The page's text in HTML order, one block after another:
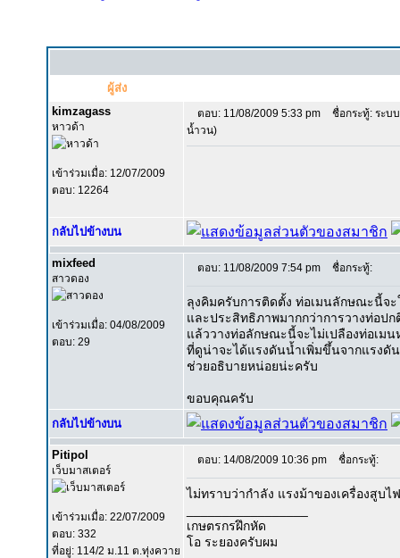
ผู้ส่ง
kimzagass
หาวด้า
เข้าร่วมเมื่อ: 12/07/2009
ตอบ: 12264
ตอบ: 11/08/2009 5:33 pm
ชื่อกระทู้: ระบ
น้ำวน)
กลับไปข้างบน
mixfeed
สาวดอง
เข้าร่วมเมื่อ: 04/08/2009
ตอบ: 29
ตอบ: 11/08/2009 7:54 pm ชื่อกระทู้:
ลุงคิมครับการติดตั้ง ท่อเมนลักษณะนี้จ
และประสิทธิภาพมากกว่าการวางท่อปก
แล้ววางท่อลักษณะนี้จะไม่เปลืองท่อเมน
ที่ดูน่าจะได้แรงดันน้ำเพิ่มขึ้นจากแรงดั
ช่วยอธิบายหน่อยน่ะครับ
ขอบคุณครับ
กลับไปข้างบน
Pitipol
เว็บมาสเตอร์
เข้าร่วมเมื่อ: 22/07/2009
ตอบ: 332
ที่อยู่: 114/2 ม.11 ต.ทุ่งควาย
ตอบ: 14/08/2009 10:36 pm ชื่อกระทู้:
ไม่ทราบว่ากำลัง แรงม้าของเครื่องสูบ
เกษตรกรฝึกหัด
โอ ระยองครับผม